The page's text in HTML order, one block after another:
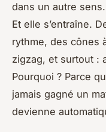
dans un autre sens.
Et elle s’entraîne.
rythme, des cônes
zigzag, et surtout :
Pourquoi ? Parce
jamais gagné un
devienne